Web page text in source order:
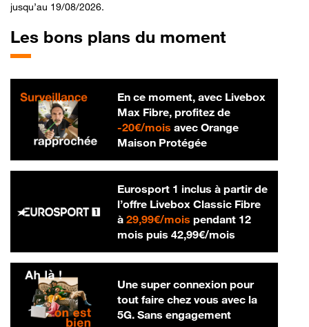
jusqu’au 19/08/2026.
Les bons plans du moment
En ce moment, avec Livebox
Max Fibre, profitez de
-20€/mois20 € par mois
avec Orange
Maison Protégée
Eurosport 1 inclus à partir de
l’offre Livebox Classic Fibre
à 29,99€/mois29,99 € par mois
pendant 12
mois puis 42,99€/mois42,99 € par
Une super connexion pour
tout faire chez vous avec la
5G. Sans engagement